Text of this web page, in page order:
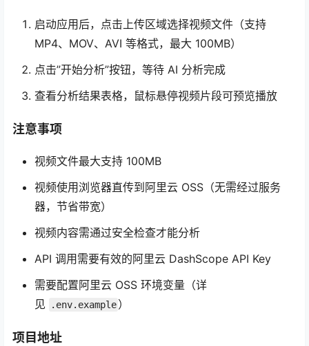
启动应用后，点击上传区域选择视频文件（支持
MP4、MOV、AVI 等格式，最大 100MB）
点击”开始分析”按钮，等待 AI 分析完成
查看分析结果表格，鼠标悬停视频片段可预览播放
注意事项
视频文件最大支持 100MB
视频使用浏览器直传到阿里云 OSS（无需经过服务
器，节省带宽）
视频内容需通过安全检查才能分析
API 调用需要有效的阿里云 DashScope API Key
需要配置阿里云 OSS 环境变量（详
见
.env.example）
项目地址